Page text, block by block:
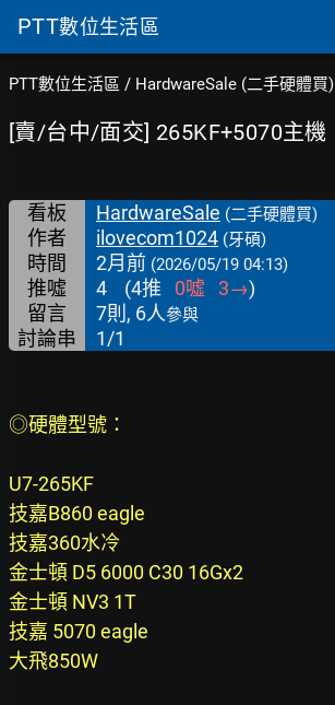
PTT數位生活區
PTT數位生活區 / HardwareSale (二手硬體買)
[賣/台中/面交] 265KF+5070主機
看板 HardwareSale (二手硬體買)
作者 ilovecom1024 (牙碩)
時間 2月前 (2026/05/19 04:13)
推噓 4 (4推 0噓 3→)
留言
7則, 6人參與
討論串 1/1
◎硬體型號：
U7-265KF
技嘉B860 eagle
技嘉360水冷
金士頓 D5 6000 C30 16Gx2
金士頓 NV3 1T
技嘉 5070 eagle
大飛850W